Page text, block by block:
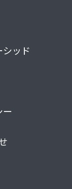
ッド
ー